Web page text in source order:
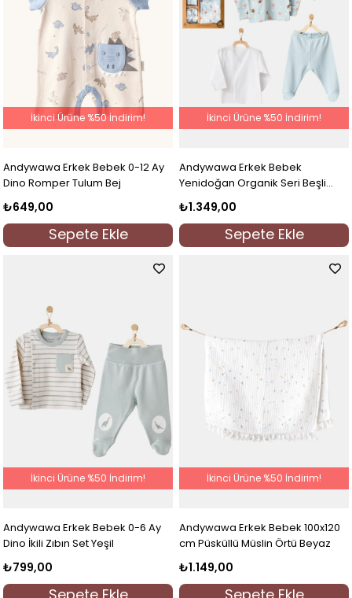
Andywawa Erkek Bebek 0-12 Ay
Dino Romper Tulum Bej
₺649,00
Sepete Ekle
İkinci Ürüne %50 İndirim!
Andywawa Erkek Bebek
Yenidoğan Organik Seri Beşli
₺1.349,00
Sepete Ekle
İkinci Ürüne %50 İndirim!
Andywawa Erkek Bebek 0-6 Ay
Dino İkili Zıbın Set Yeşil
₺799,00
İkinci Ürüne %50 İndirim!
Andywawa Erkek Bebek 100x120
cm Püsküllü Müslin Örtü Beyaz
₺1.149,00
İkinci Ürüne %50 İndirim!